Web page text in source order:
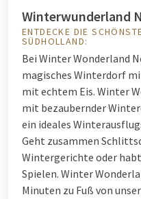
Winterwunderland
ENTDECKE DIE
SÜDHOLLAND:
Bei Winter Wonderland
magisches Winterdorf
mit echtem Eis. Winter
mit bezaubernder
ein ideales
Geht zusammen
Wintergerichte oder
Spielen. Winter
Minuten zu Fuß von